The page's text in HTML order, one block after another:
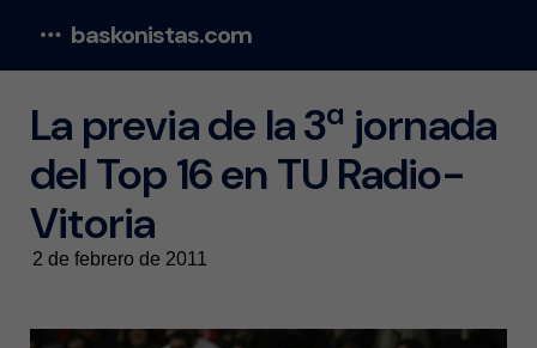
baskonistas.com
La previa de la 3ª jornada
del Top 16 en TU Radio-
Vitoria
2 de febrero de 2011